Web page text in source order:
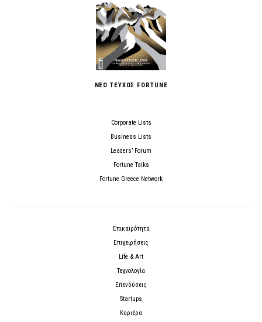
ΝΕΟ ΤΕΥΧΟΣ FORTUNE
Corporate Lists
Business Lists
Leaders’ Forum
Fortune Talks
Fortune Greece Network
Επικαιρότητα
Επιχειρήσεις
Life & Art
Τεχνολογία
Επενδύσεις
Startups
Καριέρα